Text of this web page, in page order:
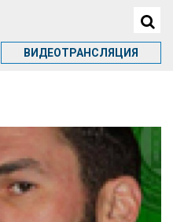
ВИДЕОТРАНСЛЯЦИЯ